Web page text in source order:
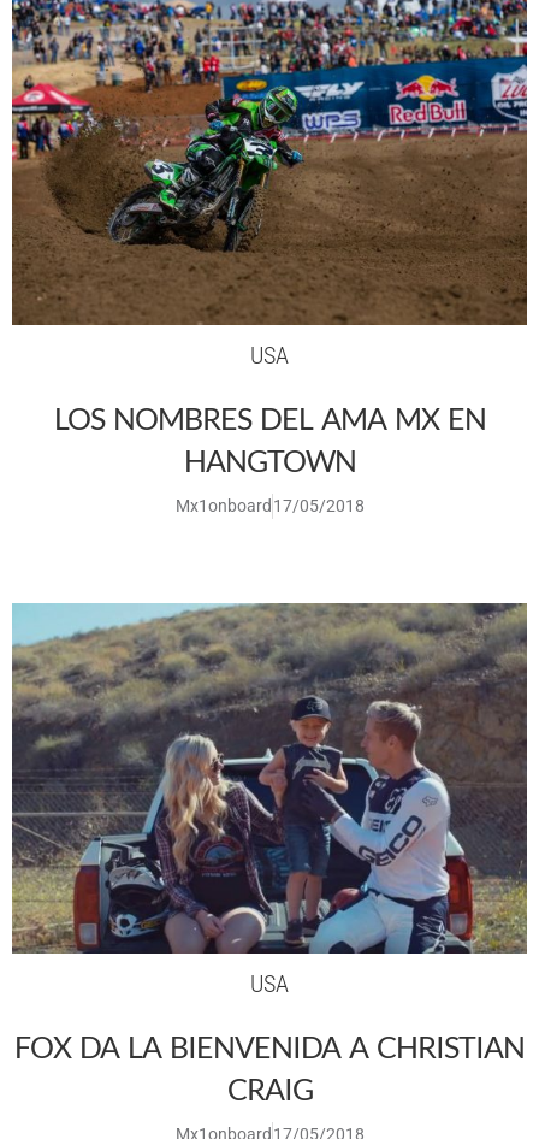
USA
LOS NOMBRES DEL AMA MX EN
HANGTOWN
Mx1onboard 17/05/2018
USA
FOX DA LA BIENVENIDA A CHRISTIAN
CRAIG
Mx1onboard 17/05/2018